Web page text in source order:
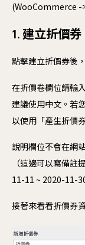
(WooCommerce -
1. 建立折價券
點擊建立折價券後
在折價卷欄位請輸
建議使用中文。若
以使用「產生折價
說明欄位不會在網
（這邊可以寫備
11-11 ~ 2020-11-30
接著來看看折價券